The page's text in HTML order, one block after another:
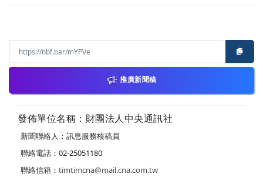
推廣新聞稿
發佈單位名稱：財團法人中央通訊社
新聞聯絡人：訊息服務核稿員
聯絡電話：02-25051180
聯絡信箱： timtimcna@mail.cna.com.tw